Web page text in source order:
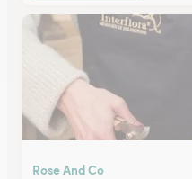
Rose And Co